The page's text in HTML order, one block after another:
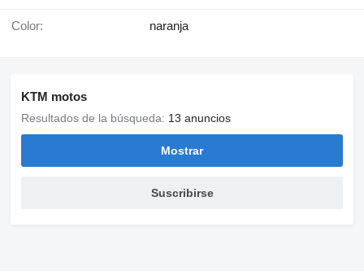
Color: naranja
KTM motos
Resultados de la búsqueda: 13 anuncios
Mostrar
Suscribirse